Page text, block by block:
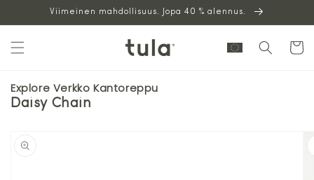
sisältöön
Viimeinen mahdollisuus. Jopa 40 % alennus.
Explore Verkko Kantoreppu
Daisy Chain
tuotetietoihin